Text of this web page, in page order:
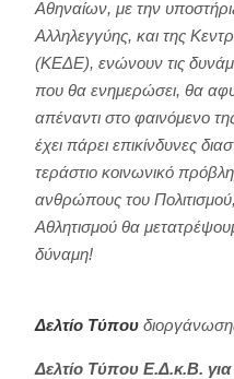
Αθηναίων, με την
Αλληλεγγύης, και της
(ΚΕΔΕ), ενώνουν τις
που θα ενημερώσει, θα
απέναντι στο φαινόμενο
έχει πάρει επικίνδυνες
τεράστιο κοινωνικό
ανθρώπους του
Αθλητισμού θα
δύναμη!
Δελτίο Τύπου
Δελτίο Τύπου Ε.Δ.κ.Β. για